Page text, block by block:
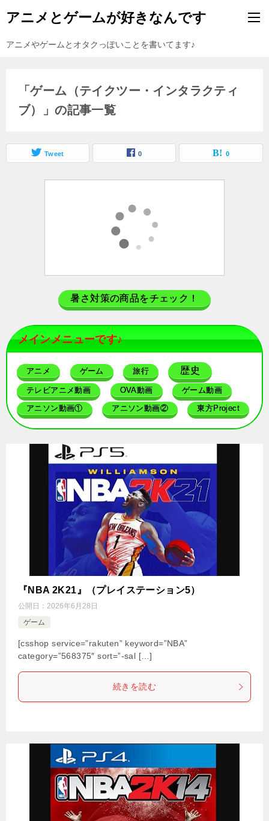
アニメとゲームが好きなんです
アニメやゲームとオタクっぽいことを書いてます♪
「ゲーム（テイクツー・インタラクティ
ブ）」の記事一覧
Tweet 0 0
暑さ対策の商品をチェック！
メインメニューです♪
アニメ ゲーム 旅行 歴史
テレビアニメ動画 OVA動画 ゲーム動画
アニソン動画① アニソン動画② 東方Project
『NBA 2K21』（プレイステーション5）
公開日： 2026年6月28日
ゲーム
[csshop service=”rakuten” keyword=”NBA”
category=”568375″ sort=”-sal […]
続きを読む